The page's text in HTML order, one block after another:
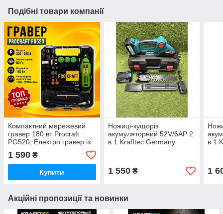
Подібні товари компанії
Компактний мережевий
гравер 180 вт Procraft
PG520, Електро гравер із
комплектом насадок і
гнучким валом
1 590 ₴
Купити
Ножиці-кущоріз
акумуляторний 52V/6AP 2
в 1 Krafftec Germany
насадками
1 550₴
в 1
1
Акційні пропозиції та новинки